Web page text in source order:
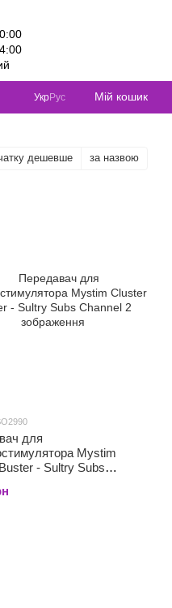
УкрРус Мій кошик
дешевше за назвою
для
Mystim
- Sultry Subs